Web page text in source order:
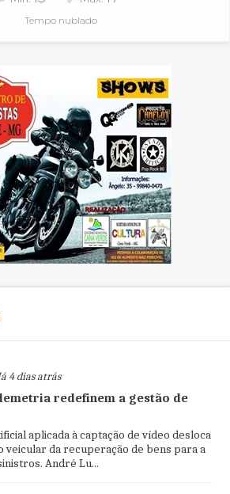
Tempo nublado
4 dias atrás
redefinem a gestão de
aplicada à captação de vídeo desloca
veicular da recuperação de bens para a
André Lu...